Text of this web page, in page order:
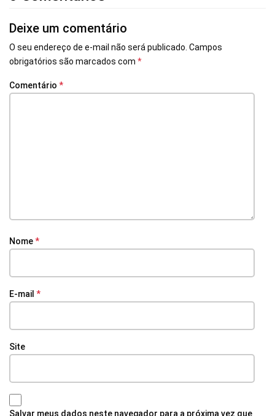
Deixe um comentário
O seu endereço de e-mail não será publicado. Campos
obrigatórios são marcados com *
Comentário *
Nome*
E-mail *
Site
Salvar meus dados neste navegador para a próxima vez que